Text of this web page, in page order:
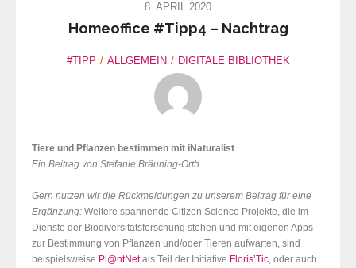
8. APRIL 2020
Homeoffice #Tipp4 – Nachtrag
#TIPP ALLGEMEIN DIGITALE BIBLIOTHEK
Tiere und Pflanzen bestimmen mit iNaturalist
Ein Beitrag von Stefanie Bräuning-Orth
Gern nutzen wir die Rückmeldungen zu unserem Beitrag für eine
Ergänzung: Weitere spannende Citizen Science Projekte, die im
Dienste der Biodiversitätsforschung stehen und mit eigenen Apps
zur Bestimmung von Pflanzen und/oder Tieren aufwarten, sind
beispielsweise Pl@ntNetals Teil der Initiative Floris’Tic, oder auch